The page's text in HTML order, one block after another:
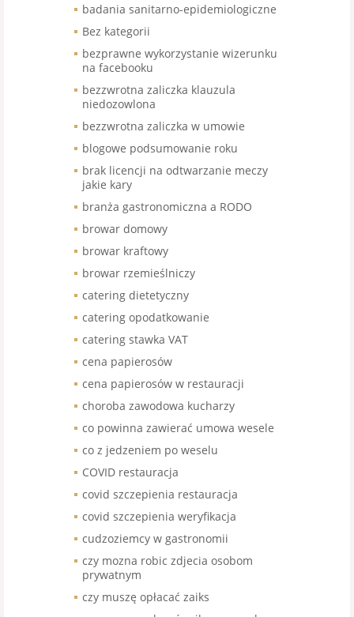
badania sanitarno-epidemiologiczne
Bez kategorii
bezprawne wykorzystanie wizerunku
na facebooku
bezzwrotna zaliczka klauzula
niedozowlona
bezzwrotna zaliczka w umowie
blogowe podsumowanie roku
brak licencji na odtwarzanie meczy
jakie kary
branża gastronomiczna a RODO
browar domowy
browar kraftowy
browar rzemieślniczy
catering dietetyczny
catering opodatkowanie
catering stawka VAT
cena papierosów
cena papierosów w restauracji
choroba zawodowa kucharzy
co powinna zawierać umowa wesele
co z jedzeniem po weselu
COVID restauracja
covid szczepienia restauracja
covid szczepienia weryfikacja
cudzoziemcy w gastronomii
czy mozna robic zdjecia osobom
prywatnym
czy muszę opłacać zaiks